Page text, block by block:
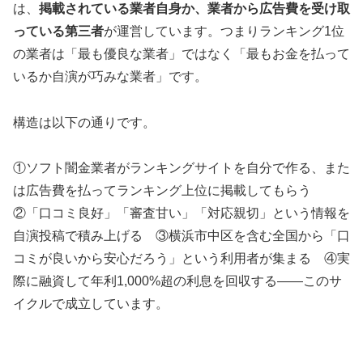
は、 掲載されている業者自身か、業者から広告費を受け取
っている第三者が運営しています。つまりランキング1位
の業者は「最も優良な業者」ではなく「最もお金を払って
いるか自演が巧みな業者」です。
構造は以下の通りです。
①ソフト闇金業者がランキングサイトを自分で作る、また
は広告費を払ってランキング上位に掲載してもらう
②「口コミ良好」「審査甘い」「対応親切」という情報を
自演投稿で積み上げる ③横浜市中区を含む全国から「口
コミが良いから安心だろう」という利用者が集まる ④実
際に融資して年利1,000%超の利息を回収する——このサ
イクルで成立しています。